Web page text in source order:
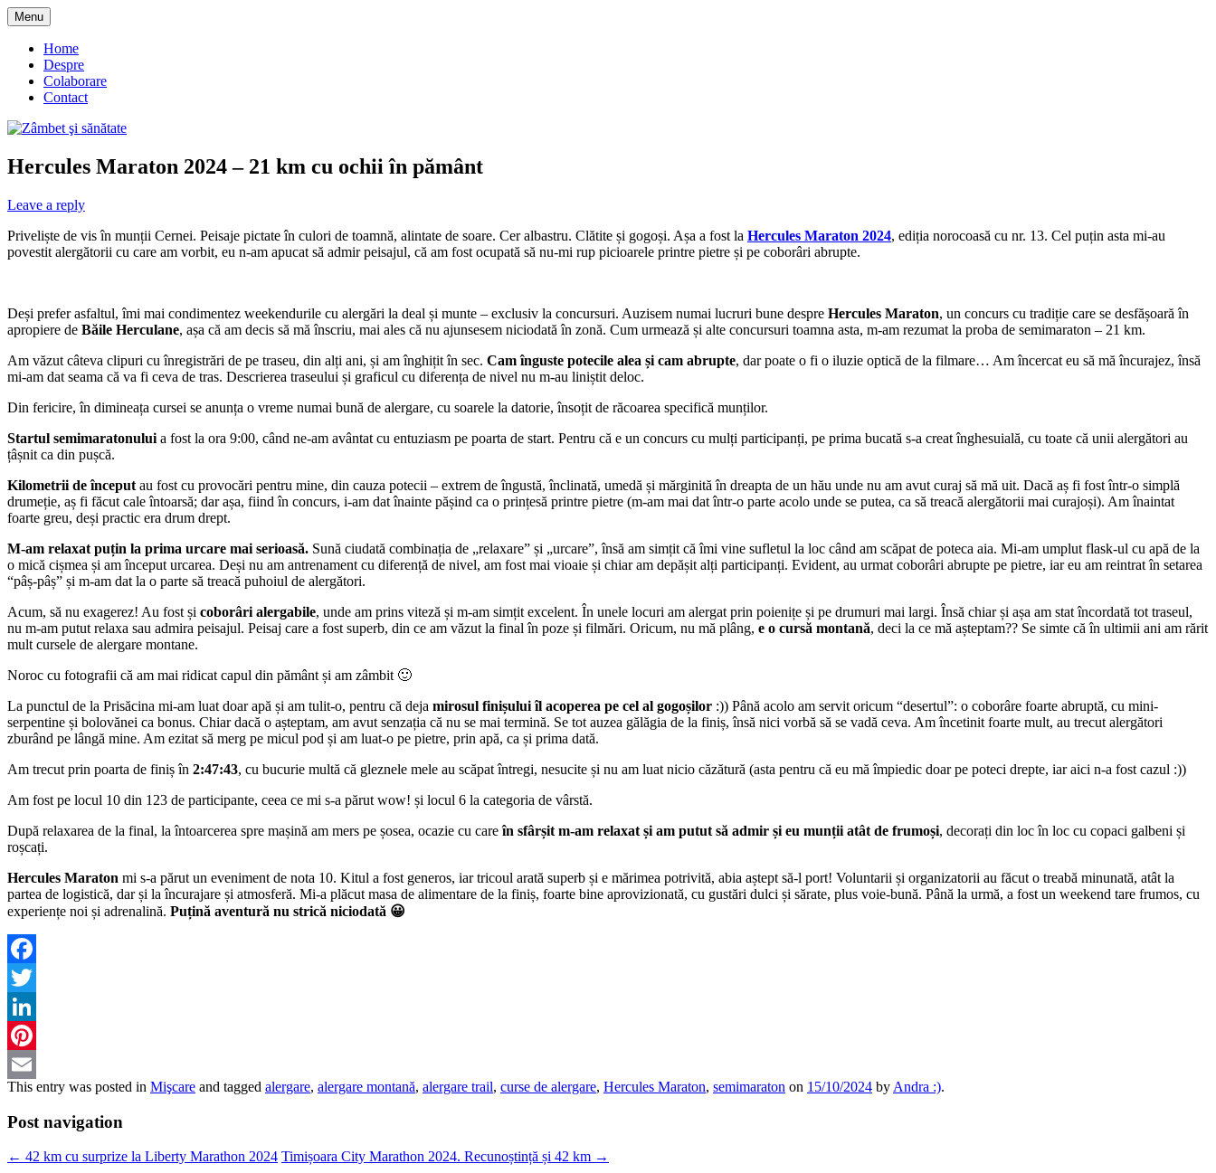
Skip
to
content
Zâmbet şi sănătate
Menu
Home
Despre
Colaborare
Contact
Hercules Maraton 2024 – 21 km cu ochii în pământ
Leave a reply
Priveliște de vis în munții Cernei. Peisaje pictate în culori de toamnă, alintate de soare. Cer albastru. Clătite și gogoși. Așa a fost la Hercules Maraton 2024, ediția norocoasă cu nr. 13. Cel puțin asta mi-au
povestit alergătorii cu care am vorbit, eu n-am apucat să admir peisajul, că am fost ocupată să nu-mi rup picioarele printre pietre și pe coborâri abrupte.
Deși prefer asfaltul, îmi mai condimentez weekendurile cu alergări la deal și munte – exclusiv la concursuri. Auzisem numai lucruri bune despre Hercules Maraton, un concurs cu tradiție care se desfășoară în
apropiere de Băile Herculane, așa că am decis să mă înscriu, mai ales că nu ajunsesem niciodată în zonă. Cum urmează și alte concursuri toamna asta, m-am rezumat la proba de semimaraton – 21 km.
Am văzut câteva clipuri cu înregistrări de pe traseu, din alți ani, și am înghițit în sec. Cam înguste potecile alea și cam abrupte, dar poate o fi o iluzie optică de la filmare… Am încercat eu să mă încurajez, însă
mi-am dat seama că va fi ceva de tras. Descrierea traseului și graficul cu diferența de nivel nu m-au liniștit deloc.
Din fericire, în dimineața cursei se anunța o vreme numai bună de alergare, cu soarele la datorie, însoțit de răcoarea specifică munților.
Startul semimaratonului a fost la ora 9:00, când ne-am avântat cu entuziasm pe poarta de start. Pentru că e un concurs cu mulți participanți, pe prima bucată s-a creat înghesuială, cu toate că unii alergători au
țâșnit ca din pușcă.
Kilometrii de început au fost cu provocări pentru mine, din cauza potecii – extrem de îngustă, înclinată, umedă și mărginită în dreapta de un hău unde nu am avut curaj să mă uit. Dacă aș fi fost într-o simplă
drumeție, aș fi făcut cale întoarsă; dar așa, fiind în concurs, i-am dat înainte pășind ca o prințesă printre pietre (m-am mai dat într-o parte acolo unde se putea, ca să treacă alergătorii mai curajoși). Am înaintat
foarte greu, deși practic era drum drept.
M-am relaxat puțin la prima urcare mai serioasă. Sună ciudată combinația de „relaxare” și „urcare”, însă am simțit că îmi vine sufletul la loc când am scăpat de poteca aia. Mi-am umplut flask-ul cu apă de la
o mică cișmea și am început urcarea. Deși nu am antrenament cu diferență de nivel, am fost mai vioaie și chiar am depășit alți participanți. Evident, au urmat coborâri abrupte pe pietre, iar eu am reintrat în setarea
“pâș-pâș” și m-am dat la o parte să treacă puhoiul de alergători.
Acum, să nu exagerez! Au fost și coborâri alergabile, unde am prins viteză și m-am simțit excelent. În unele locuri am alergat prin poienițe și pe drumuri mai largi. Însă chiar și așa am stat încordată tot traseul,
nu m-am putut relaxa sau admira peisajul. Peisaj care a fost superb, din ce am văzut la final în poze și filmări. Oricum, nu mă plâng, e o cursă montană, deci la ce mă așteptam?? Se simte că în ultimii ani am rărit
mult cursele de alergare montane.
Noroc cu fotografii că am mai ridicat capul din pământ și am zâmbit 🙂
La punctul de la Prisăcina mi-am luat doar apă și am tulit-o, pentru că deja mirosul finișului îl acoperea pe cel al gogoșilor :)) Până acolo am servit oricum “desertul”: o coborâre foarte abruptă, cu mini-
serpentine și bolovănei ca bonus. Chiar dacă o așteptam, am avut senzația că nu se mai termină. Se tot auzea gălăgia de la finiș, însă nici vorbă să se vadă ceva. Am încetinit foarte mult, au trecut alergători
zburând pe lângă mine. Am ezitat să merg pe micul pod și am luat-o pe pietre, prin apă, ca și prima dată.
Am trecut prin poarta de finiș în 2:47:43, cu bucurie multă că gleznele mele au scăpat întregi, nesucite și nu am luat nicio căzătură (asta pentru că eu mă împiedic doar pe poteci drepte, iar aici n-a fost cazul :))
Am fost pe locul 10 din 123 de participante, ceea ce mi s-a părut wow! și locul 6 la categoria de vârstă.
După relaxarea de la final, la întoarcerea spre mașină am mers pe șosea, ocazie cu careîn sfârșit m-am relaxat și am putut să admir și eu munții atât de frumoși, decorați din loc în loc cu copaci galbeni și
roșcați.
Hercules Maraton mi s-a părut un eveniment de nota 10. Kitul a fost generos, iar tricoul arată superb și e mărimea potrivită, abia aștept să-l port! Voluntarii și organizatorii au făcut o treabă minunată, atât la
partea de logistică, dar și la încurajare și atmosferă. Mi-a plăcut masa de alimentare de la finiș, foarte bine aprovizionată, cu gustări dulci și sărate, plus voie-bună. Până la urmă, a fost un weekend tare frumos, cu
experiențe noi și adrenalină. Puțină aventură nu strică niciodată 😀
Facebook
Twitter
LinkedIn
Pinterest
Email
This entry was posted in Mişcare and tagged alergare, alergare montană, alergare trail, curse de alergare, Hercules Maraton, semimaraton on 15/10/2024 by Andra :).
Post navigation
← 42 km cu surprize la Liberty Marathon 2024 Timișoara City Marathon 2024. Recunoștință și 42 km →